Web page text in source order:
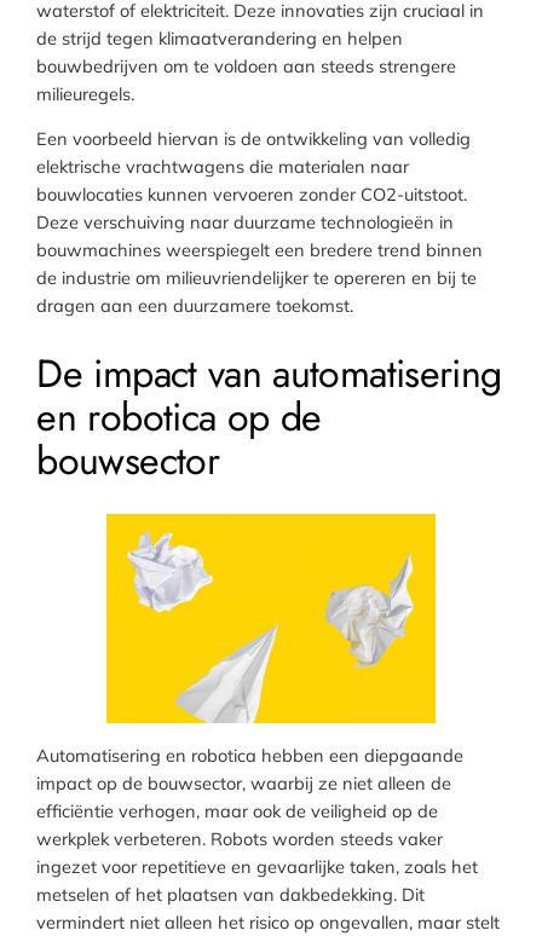
waterstof of elektriciteit. Deze innovaties zijn cruciaal in
de strijd tegen klimaatverandering en helpen
bouwbedrijven om te voldoen aan steeds strengere
milieuregels.
Een voorbeeld hiervan is de ontwikkeling van volledig
elektrische vrachtwagens die materialen naar
bouwlocaties kunnen vervoeren zonder CO2-uitstoot.
Deze verschuiving naar duurzame technologieën in
bouwmachines weerspiegelt een bredere trend binnen
de industrie om milieuvriendelijker te opereren en bij te
dragen aan een duurzamere toekomst.
De impact van automatisering
en robotica op de
bouwsector
Automatisering en robotica hebben een diepgaande
impact op de bouwsector, waarbij ze niet alleen de
efficiëntie verhogen, maar ook de veiligheid op de
werkplek verbeteren. Robots worden steeds vaker
ingezet voor repetitieve en gevaarlijke taken, zoals het
metselen of het plaatsen van dakbedekking. Dit
vermindert niet alleen het risico op ongevallen, maar stelt